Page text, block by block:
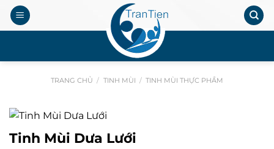
Chuyển
đến
.
TRANG CHỦ / TINH MÙI / TINH MÙI THỰC PHẨM
Tinh Mùi Dưa Lưới